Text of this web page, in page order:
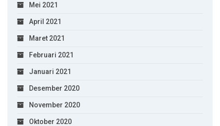
Mei 2021
April 2021
Maret 2021
Februari 2021
Januari 2021
Desember 2020
November 2020
Oktober 2020